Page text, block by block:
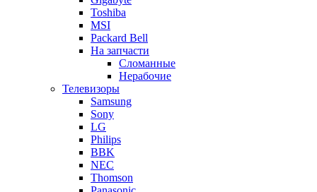
Toshiba
MSI
Packard Bell
На запчасти
Сломанные
Нерабочие
Телевизоры
Samsung
Sony
LG
Philips
BBK
NEC
Thomson